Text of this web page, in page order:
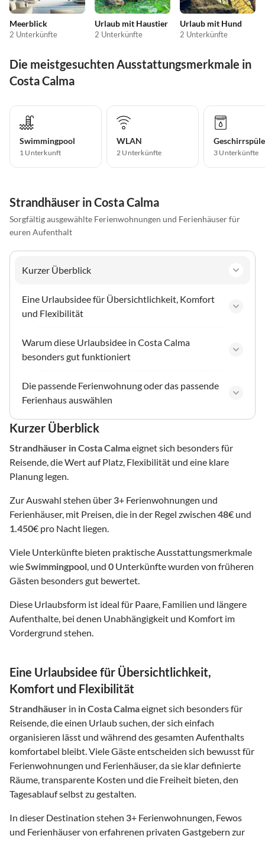
Meerblick
2 Unterkünfte
Urlaub mit Haustier
2 Unterkünfte
Urlaub mit Hund
2 Unterkünfte
Die meistgesuchten Ausstattungsmerkmale in
Costa Calma
Swimmingpool
1 Unterkunft
WLAN
2 Unterkünfte 3 Unterkünfte
Strandhäuser in Costa Calma
Sorgfältig ausgewählte Ferienwohnungen und Ferienhäuser für
euren Aufenthalt
Kurzer Überblick
Eine Urlaubsidee für Übersichtlichkeit, Komfort
und Flexibilität
Warum diese Urlaubsidee in Costa Calma
besonders gut funktioniert
Die passende Ferienwohnung oder das passende
Ferienhaus auswählen
Kurzer Überblick
Strandhäuser in Costa Calmaeignet sich besonders für
Reisende, die Wert auf Platz, Flexibilität und eine klare
Planung legen.
Zur Auswahl stehen über 3+ Ferienwohnungen und
Ferienhäuser, mit Preisen, die in der Regel zwischen 48€ und
1.450€ pro Nacht liegen.
Viele Unterkünfte bieten praktische Ausstattungsmerkmale
wieSwimmingpool, und 0 Unterkünfte wurden von früheren
Gästen besonders gut bewertet.
Diese Urlaubsform ist ideal für Paare, Familien und längere
Aufenthalte, bei denen Unabhängigkeit und Komfort im
Vordergrund stehen.
Eine Urlaubsidee für Übersichtlichkeit,
Komfort und Flexibilität
Strandhäuser in in Costa Calmaeignet sich besonders für
Reisende, die einen Urlaub suchen, der sich einfach
organisieren lässt und während des gesamten Aufenthalts
komfortabel bleibt. Viele Gäste entscheiden sich bewusst für
Ferienwohnungen und Ferienhäuser, da sie klar definierte
Räume, transparente Kosten und die Freiheit bieten, den
Tagesablauf selbst zu gestalten.
In dieser Destination stehen 3+ Ferienwohnungen, Fewos
und Ferienhäuser von erfahrenen privaten Gastgebern zur